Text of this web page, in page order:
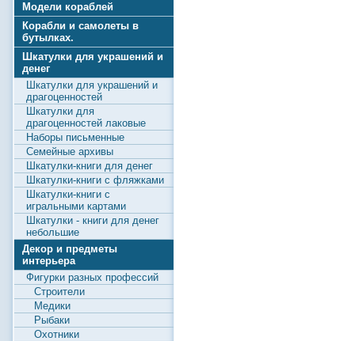
Модели кораблей
Корабли и самолеты в
бутылках.
Шкатулки для украшений и
денег
Шкатулки для украшений и
драгоценностей
Шкатулки для
драгоценностей лаковые
Наборы письменные
Семейные архивы
Шкатулки-книги для денег
Шкатулки-книги с фляжками
Шкатулки-книги с
игральными картами
Шкатулки - книги для денег
небольшие
Декор и предметы
интерьера
Фигурки разных профессий
Строители
Медики
Рыбаки
Охотники